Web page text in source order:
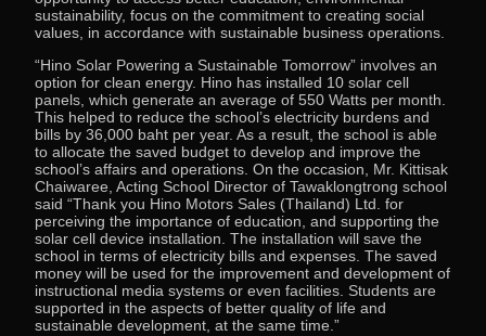
sustainability, focus on the commitment to creating social
values, in accordance with sustainable business operations.
“Hino Solar Powering a Sustainable Tomorrow” involves an
option for clean energy. Hino has installed 10 solar cell
panels, which generate an average of 550 Watts per month.
This helped to reduce the school’s electricity burdens and
bills by 36,000 baht per year. As a result, the school is able
to allocate the saved budget to develop and improve the
school’s affairs and operations. On the occasion, Mr. Kittisak
Chaiwaree, Acting School Director of Tawaklongtrong school
said “Thank you Hino Motors Sales (Thailand) Ltd. for
perceiving the importance of education, and supporting the
solar cell device installation. The installation will save the
school in terms of electricity bills and expenses. The saved
money will be used for the improvement and development of
instructional media systems or even facilities. Students are
supported in the aspects of better quality of life and
sustainable development, at the same time.”